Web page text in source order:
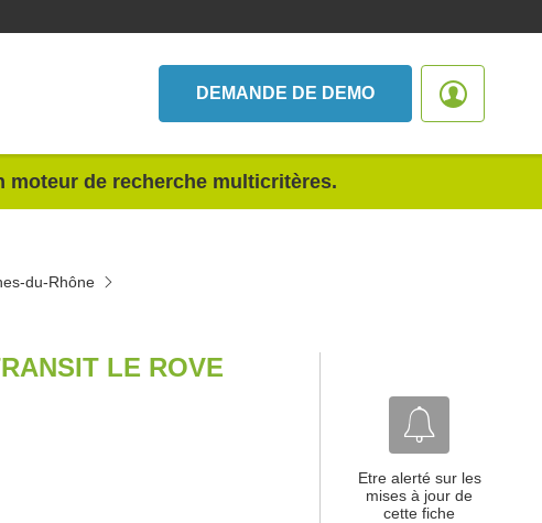
DEMANDE DE DEMO
moteur de recherche multicritères.
du-Rhône
LE ROVE
Etre alerté sur les
mises à jour de
cette fiche